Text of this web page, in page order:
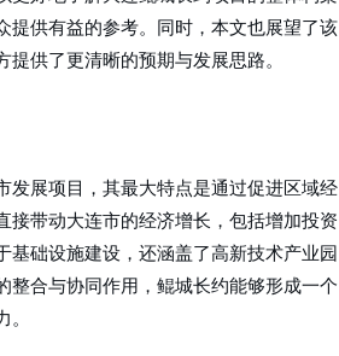
提供有益的参考。同时，本文也展望了该
供了更清晰的预期与发展思路。
发展项目，其最大特点是通过促进区域经
带动大连市的经济增长，包括增加投资
础设施建设，还涵盖了高新技术产业园
合与协同作用，鲲城长约能够形成一个